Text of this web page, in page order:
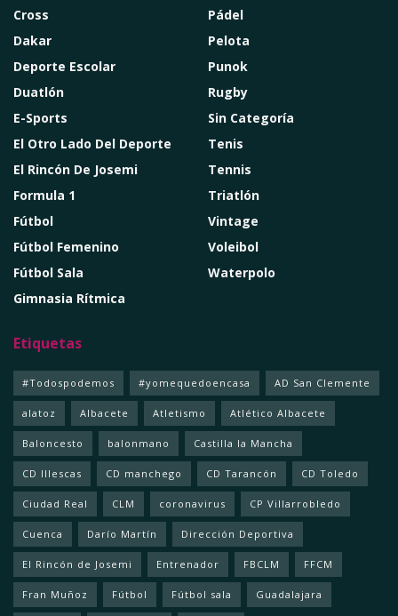
Cross
Dakar
Deporte Escolar
Duatlón
E-Sports
El Otro Lado Del Deporte
El Rincón De Josemi
Formula 1
Fútbol
Fútbol Femenino
Fútbol Sala
Gimnasia Rítmica
Pádel
Pelota
Punok
Rugby
Sin Categoría
Tenis
Tennis
Triatlón
Vintage
Voleibol
Waterpolo
Etiquetas
#Todospodemos #yomequedoencasa AD San Clemente
alatoz Albacete Atletismo Atlético Albacete
Baloncesto balonmano Castilla la Mancha
CD Illescas CD manchego CD Tarancón CD Toledo
Ciudad Real CLM coronavirus CP Villarrobledo
Cuenca Darío Martín Dirección Deportiva
El Rincón de Josemi Entrenador FBCLM FFCM
Fran Muñoz Fútbol Fútbol sala Guadalajara